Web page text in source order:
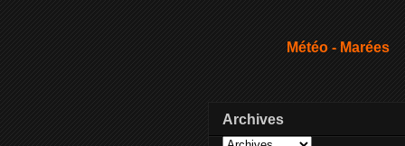
Météo - Marées
Archives